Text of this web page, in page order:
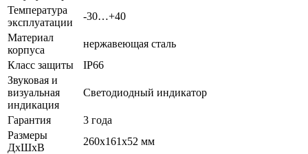
Температура
эксплуатации
-30…+40
Материал
корпуса
нержавеющая сталь
Класс защиты
IP66
Звуковая и
визуальная
индикация
Светодиодный индикатор
Гарантия
3 года
Размеры
ДхШхВ
260х161х52 мм